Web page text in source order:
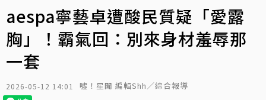
aespa寧藝卓遭酸民質疑「愛露
胸」！霸氣回：別來身材羞辱那
一套
2026-05-12 14:01 噓！星聞 編輯Shh／綜合報導